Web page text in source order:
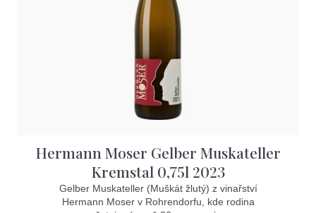
Hermann Moser Gelber Muskateller
Kremstal 0,75l 2023
Gelber Muskateller (Muškát žlutý) z vinařství
Hermann Moser v Rohrendorfu, kde rodina